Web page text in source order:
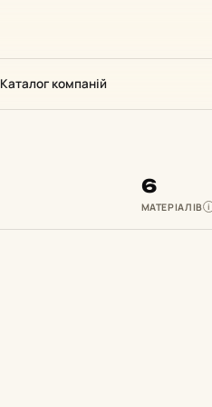
Каталог компаній
6
МАТЕРІАЛІВ i